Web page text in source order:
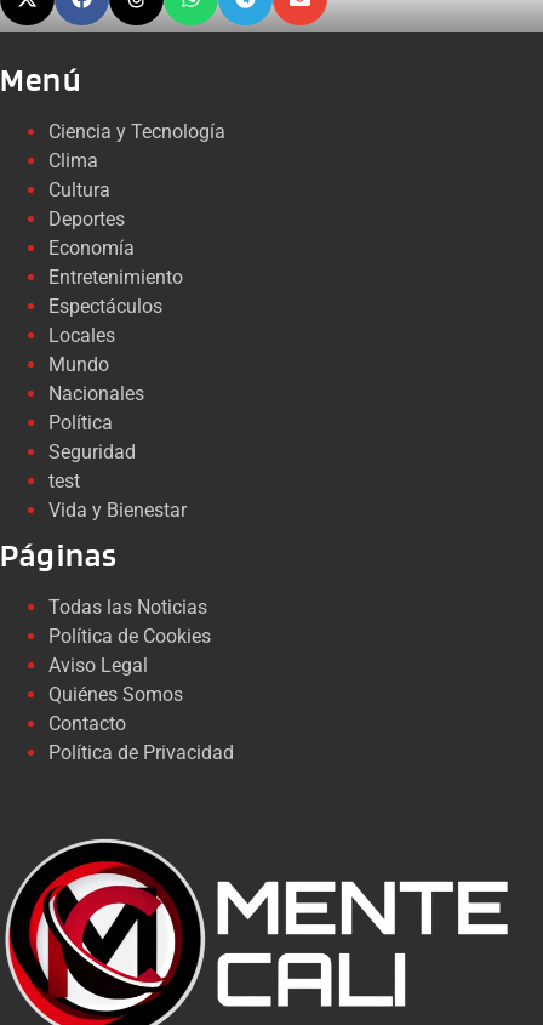
Menú
Ciencia y Tecnología
Clima
Cultura
Deportes
Economía
Entretenimiento
Espectáculos
Locales
Mundo
Nacionales
Política
Seguridad
test
Vida y Bienestar
Páginas
Todas las Noticias
Política de Cookies
Aviso Legal
Quiénes Somos
Contacto
Política de Privacidad